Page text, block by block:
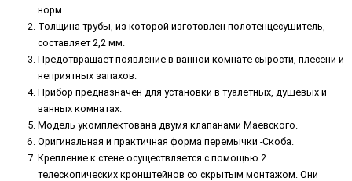
норм.
Толщина трубы, из которой изготовлен полотенцесушитель,
составляет 2,2 мм.
Предотвращает появление в ванной комнате сырости, плесени и
неприятных запахов.
Прибор предназначен для установки в туалетных, душевых и
ванных комнатах.
Модель укомплектована двумя клапанами Маевского.
Оригинальная и практичная форма перемычки -Скоба.
Крепление к стене осуществляется с помощью 2
телескопических кронштейнов со скрытым монтажом. Они